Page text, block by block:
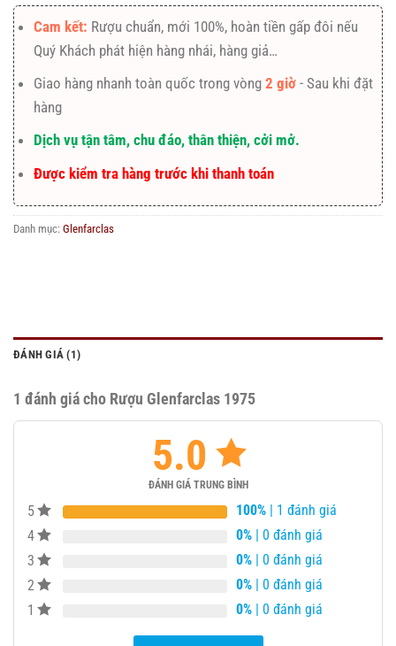
Cam kết: Rượu chuẩn, mới 100%, hoàn tiền gấp đôi nếu
Quý Khách phát hiện hàng nhái, hàng giả…
Giao hàng nhanh toàn quốc trong vòng2 giờ - Sau khi đặt
hàng
Dịch vụ tận tâm, chu đáo, thân thiện, cởi mở.
Được kiểm tra hàng trước khi thanh toán
Danh mục: Glenfarclas
ĐÁNH GIÁ (1)
1 đánh giá cho Rượu Glenfarclas 1975
5.0
ĐÁNH GIÁ TRUNG BÌNH
5 100% | 1 đánh giá
4
0% | 0 đánh giá
3
0% | 0 đánh giá
2
0% | 0 đánh giá
1
0% | 0 đánh giá